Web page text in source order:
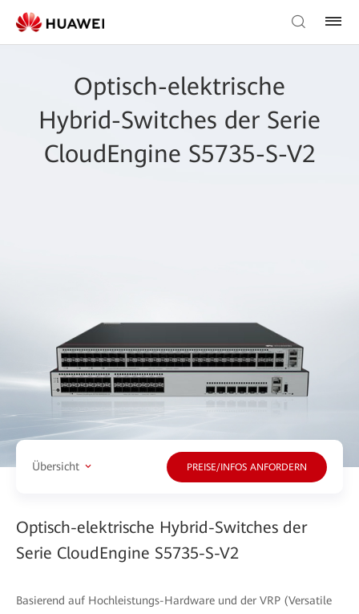
Optisch-elektrische
Hybrid-Switches der Serie
CloudEngine S5735-S-V2
Übersicht PREISE/INFOS ANFORDERN
Optisch-elektrische Hybrid-Switches der
Serie CloudEngine S5735-S-V2
Basierend auf Hochleistungs-Hardware und der VRP (Versatile